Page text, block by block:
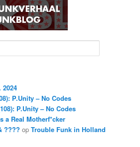
2024
P.Unity – No Codes
P.Unity – No Codes
a Real Motherf*cker
???? opTrouble Funk in Holland